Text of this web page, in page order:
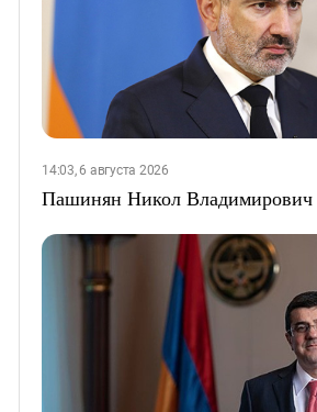
14:03, 6 августа 2026
Пашинян Никол Владимирович